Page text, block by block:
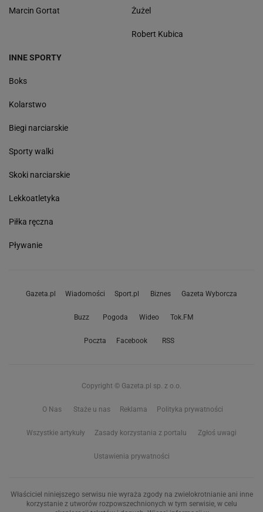
Marcin Gortat Żużel
Robert Kubica
INNE SPORTY
Boks
Kolarstwo
Biegi narciarskie
Sporty walki
Skoki narciarskie
Lekkoatletyka
Piłka ręczna
Pływanie
Gazeta.pl Wiadomości Sport.pl Biznes Gazeta Wyborcza
Buzz Pogoda Wideo Tok.FM
Poczta Facebook RSS
Copyright © Gazeta.pl sp. z o.o.
O Nas Staże u nas Reklama Polityka prywatności
Wszystkie artykuły Zasady korzystania z portalu Zgłoś uwagi
Ustawienia prywatności
Właściciel niniejszego serwisu nie wyraża zgody na zwielokrotnianie ani inne
korzystanie z utworów rozpowszechnionych w tym serwisie, w celu